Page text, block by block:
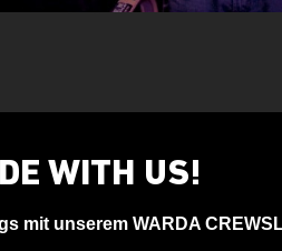
WITH US!
mit unserem WARDA